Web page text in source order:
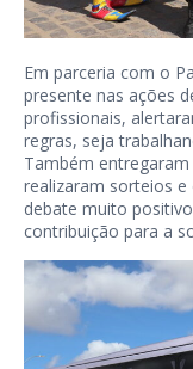
Em parceria com o
presente nas ações
profissionais,
regras, seja
Também
realizaram sorteios e
debate muito
contribuição para a